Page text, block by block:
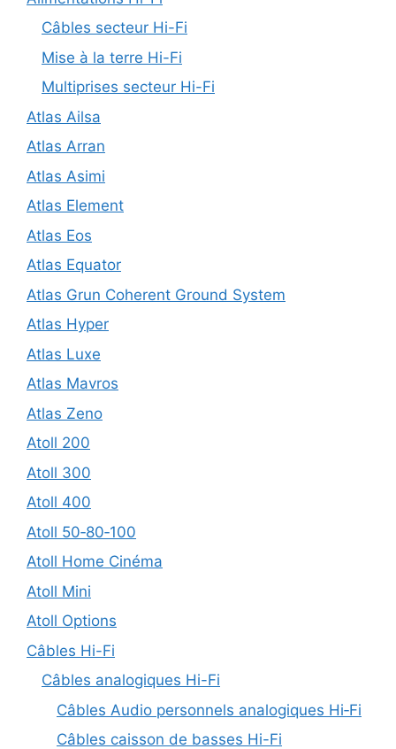
Câbles secteur Hi-Fi
Mise à la terre Hi-Fi
Multiprises secteur Hi-Fi
Atlas Ailsa
Atlas Arran
Atlas Asimi
Atlas Element
Atlas Eos
Atlas Equator
Atlas Grun Coherent Ground System
Atlas Hyper
Atlas Luxe
Atlas Mavros
Atlas Zeno
Atoll 200
Atoll 300
Atoll 400
Atoll 50‑80‑100
Atoll Home Cinéma
Atoll Mini
Atoll Options
Câbles Hi-Fi
Câbles analogiques Hi-Fi
Câbles Audio personnels analogiques Hi‑Fi
Câbles caisson de basses Hi-Fi